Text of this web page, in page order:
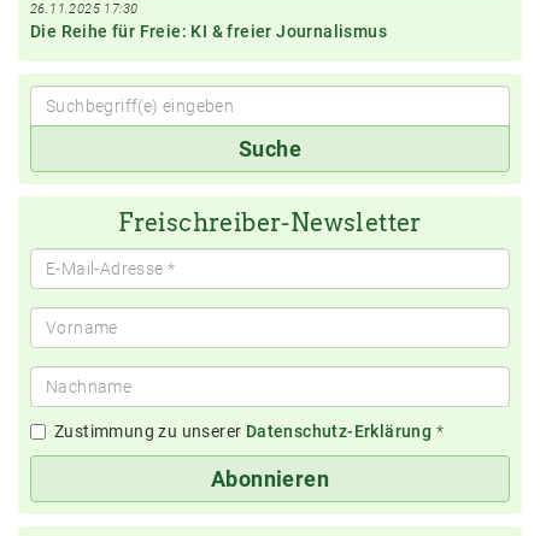
26.11.2025 17:30
Die Reihe für Freie: KI & freier Journalismus
Suche
Freischreiber-Newsletter
Zustimmung zu unserer Datenschutz-Erklärung *
Abonnieren